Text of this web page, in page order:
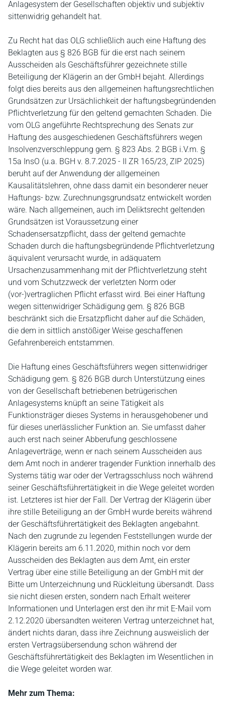
Anlagesystem der Gesellschaften objektiv und subjektiv
sittenwidrig gehandelt hat.
Zu Recht hat das OLG schließlich auch eine Haftung des
Beklagten aus § 826 BGB für die erst nach seinem
Ausscheiden als Geschäftsführer gezeichnete stille
Beteiligung der Klägerin an der GmbH bejaht. Allerdings
folgt dies bereits aus den allgemeinen haftungsrechtlichen
Grundsätzen zur Ursächlichkeit der haftungsbegründenden
Pflichtverletzung für den geltend gemachten Schaden. Die
vom OLG angeführte Rechtsprechung des Senats zur
Haftung des ausgeschiedenen Geschäftsführers wegen
Insolvenzverschleppung gem. § 823 Abs. 2 BGB i.V.m. §
15a InsO (u.a. BGH v. 8.7.2025 - II ZR 165/23, ZIP 2025)
beruht auf der Anwendung der allgemeinen
Kausalitätslehren, ohne dass damit ein besonderer neuer
Haftungs- bzw. Zurechnungsgrundsatz entwickelt worden
wäre. Nach allgemeinen, auch im Deliktsrecht geltenden
Grundsätzen ist Voraussetzung einer
Schadensersatzpflicht, dass der geltend gemachte
Schaden durch die haftungsbegründende Pflichtverletzung
äquivalent verursacht wurde, in adäquatem
Ursachenzusammenhang mit der Pflichtverletzung steht
und vom Schutzzweck der verletzten Norm oder
(vor-)vertraglichen Pflicht erfasst wird. Bei einer Haftung
wegen sittenwidriger Schädigung gem. § 826 BGB
beschränkt sich die Ersatzpflicht daher auf die Schäden,
die dem in sittlich anstößiger Weise geschaffenen
Gefahrenbereich entstammen.
Die Haftung eines Geschäftsführers wegen sittenwidriger
Schädigung gem. § 826 BGB durch Unterstützung eines
von der Gesellschaft betriebenen betrügerischen
Anlagesystems knüpft an seine Tätigkeit als
Funktionsträger dieses Systems in herausgehobener und
für dieses unerlässlicher Funktion an. Sie umfasst daher
auch erst nach seiner Abberufung geschlossene
Anlageverträge, wenn er nach seinem Ausscheiden aus
dem Amt noch in anderer tragender Funktion innerhalb des
Systems tätig war oder der Vertragsschluss noch während
seiner Geschäftsführertätigkeit in die Wege geleitet worden
ist. Letzteres ist hier der Fall. Der Vertrag der Klägerin über
ihre stille Beteiligung an der GmbH wurde bereits während
der Geschäftsführertätigkeit des Beklagten angebahnt.
Nach den zugrunde zu legenden Feststellungen wurde der
Klägerin bereits am 6.11.2020, mithin noch vor dem
Ausscheiden des Beklagten aus dem Amt, ein erster
Vertrag über eine stille Beteiligung an der GmbH mit der
Bitte um Unterzeichnung und Rückleitung übersandt. Dass
sie nicht diesen ersten, sondern nach Erhalt weiterer
Informationen und Unterlagen erst den ihr mit E-Mail vom
2.12.2020 übersandten weiteren Vertrag unterzeichnet hat,
ändert nichts daran, dass ihre Zeichnung ausweislich der
ersten Vertragsübersendung schon während der
Geschäftsführertätigkeit des Beklagten im Wesentlichen in
die Wege geleitet worden war.
Mehr zum Thema: